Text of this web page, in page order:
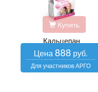
Купить
Кальцепан
888